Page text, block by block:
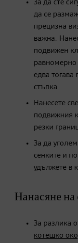
За да сте
да се
прецизна
важна.
подвижен
равномерно
едва
стъпка.
Нанесете
подвижния
резки
За да
сенките и
удължете в
Нанасяне на
За разлика
котешко